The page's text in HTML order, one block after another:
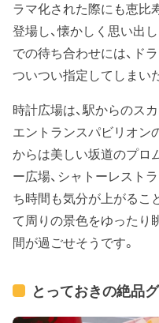
ラマ化された際にも恵比
登場し、懐かしく思い出
での待ち合わせには、ド
ついつい指定してしまい
時計広場は、駅からのス
エントランスパビリオン
からは美しい坂道のプロ
ー広場、シャトーレスト
ち時間も気分が上がるこ
て周りの景色をゆったり
間が過ごせそうです。
とっておきの絶品